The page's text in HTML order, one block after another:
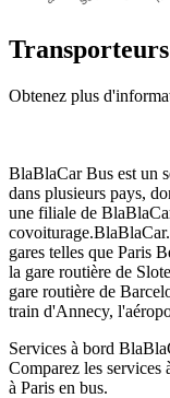
Obtenez plus
BlaBlaCar Bus est un
dans plusieurs pays,
une filiale de
gares telles que Paris
la gare routière de
gare routière de
train d'Annecy,
Services à bord
Comparez les
à Paris en bus.